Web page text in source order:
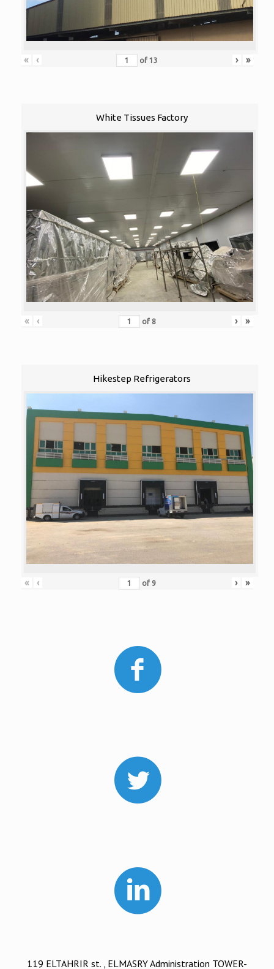
« ‹ of 13 › »
White Tissues Factory
« ‹ of 8 › »
Hikestep Refrigerators
« ‹ of 9 › »
119 ELTAHRIR st. , ELMASRY Administration TOWER-